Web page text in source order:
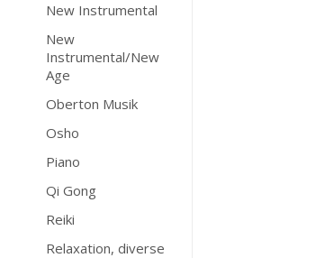
New Instrumental
New
Instrumental/New
Age
Oberton Musik
Osho
Piano
Qi Gong
Reiki
Relaxation, diverse